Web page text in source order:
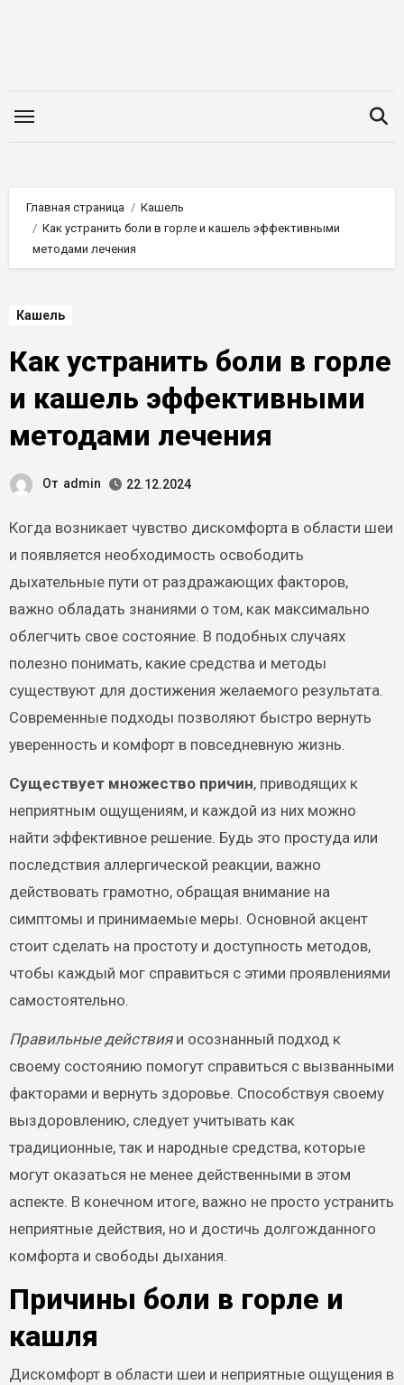
Главная страница
Кашель
Как устранить боли в горле и кашель эффективными
методами лечения
Кашель
Как устранить боли в горле
и кашель эффективными
методами лечения
От admin 22.12.2024
Когда возникает чувство дискомфорта в области шеи
и появляется необходимость освободить
дыхательные пути от раздражающих факторов,
важно обладать знаниями о том, как максимально
облегчить свое состояние. В подобных случаях
полезно понимать, какие средства и методы
существуют для достижения желаемого результата.
Современные подходы позволяют быстро вернуть
уверенность и комфорт в повседневную жизнь.
Существует множество причин, приводящих к
неприятным ощущениям, и каждой из них можно
найти эффективное решение. Будь это простуда или
последствия аллергической реакции, важно
действовать грамотно, обращая внимание на
симптомы и принимаемые меры. Основной акцент
стоит сделать на простоту и доступность методов,
чтобы каждый мог справиться с этими проявлениями
самостоятельно.
Правильные действияи осознанный подход к
своему состоянию помогут справиться с вызванными
факторами и вернуть здоровье. Способствуя своему
выздоровлению, следует учитывать как
традиционные, так и народные средства, которые
могут оказаться не менее действенными в этом
аспекте. В конечном итоге, важно не просто устранить
неприятные действия, но и достичь долгожданного
комфорта и свободы дыхания.
Причины боли в горле и
кашля
Дискомфорт в области шеи и неприятные ощущения в